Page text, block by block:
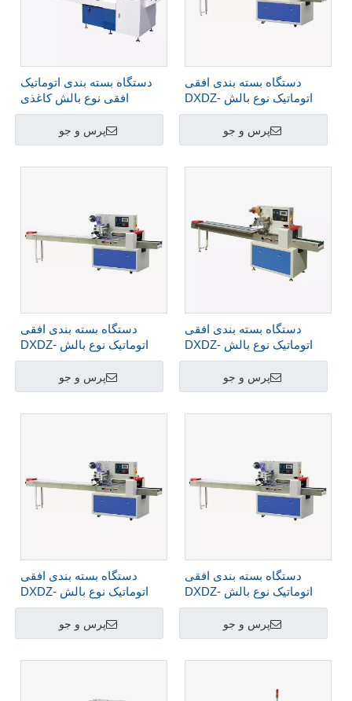
دستگاه بسته بندی افقی
اتوماتیک نوع بالش DXDZ-
350B/D
پرس و جو
دستگاه بسته بندی اتوماتیک
افقی نوع بالش کاغذی
DXDZ-450X
پرس و جو
دستگاه بسته بندی افقی
اتوماتیک نوع بالش DXDZ-
320B/D
پرس و جو
دستگاه بسته بندی افقی
اتوماتیک نوع بالش DXDZ-
600D
پرس و جو
دستگاه بسته بندی افقی
اتوماتیک نوع بالش DXDZ-
400D
پرس و جو
دستگاه بسته بندی افقی
اتوماتیک نوع بالش DXDZ-
450B
پرس و جو